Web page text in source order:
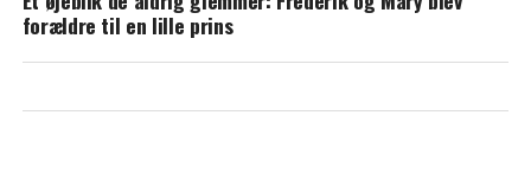
forældre til en lille prins